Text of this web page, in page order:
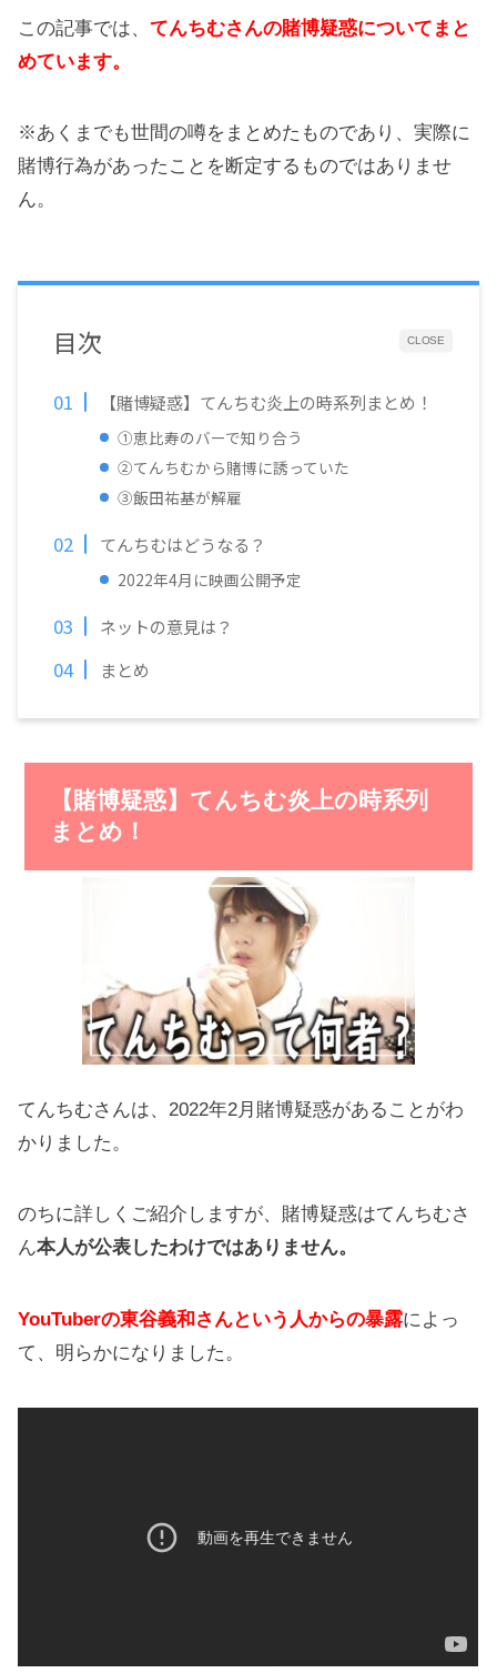
この記事では、てんちむさんの賭博疑惑についてまと
めています。
※あくまでも世間の噂をまとめたものであり、実際に
賭博行為があったことを断定するものではありませ
ん。
CLOSE
目次
【賭博疑惑】てんちむ炎上の時系列まとめ！
①恵比寿のバーで知り合う
②てんちむから賭博に誘っていた
③飯田祐基が解雇
てんちむはどうなる？
2022年4月に映画公開予定
ネットの意見は？
まとめ
【賭博疑惑】てんちむ炎上の時系列
まとめ！
てんちむさんは、2022年2月賭博疑惑があることがわ
かりました。
のちに詳しくご紹介しますが、賭博疑惑はてんちむさ
ん本人が公表したわけではありません。
YouTuberの東谷義和さんという人からの暴露によっ
て、明らかになりました。